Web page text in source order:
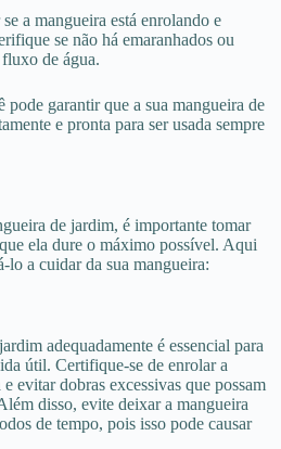
a mangueira está enrolando e
se não há emaranhados ou
de água.
pode garantir que a sua mangueira de
e pronta para ser usada sempre
de jardim, é importante tomar
ela dure o máximo possível. Aqui
lo a cuidar da sua mangueira:
adequadamente é essencial para
útil. Certifique-se de enrolar a
evitar dobras excessivas que possam
disso, evite deixar a mangueira
de tempo, pois isso pode causar